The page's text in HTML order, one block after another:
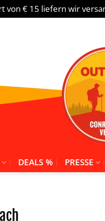
von € 15 liefern wir
DEALS % PRESSE